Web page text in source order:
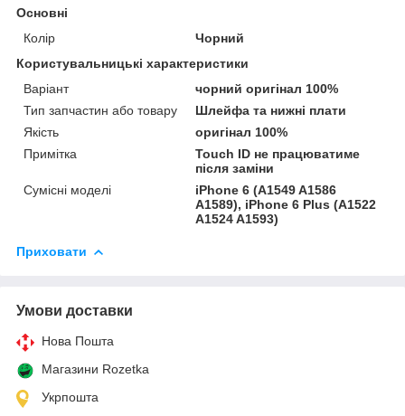
Основні
Колір
Чорний
Користувальницькі характеристики
Варіант
чорний оригінал 100%
Тип запчастин або товару
Шлейфа та нижні плати
Якість
оригінал 100%
Примітка
Touch ID не працюватиме
після заміни
Сумісні моделі
iPhone 6 (A1549 A1586
A1589), iPhone 6 Plus (A1522
A1524 A1593)
Приховати
Умови доставки
Нова Пошта
Магазини Rozetka
Укрпошта